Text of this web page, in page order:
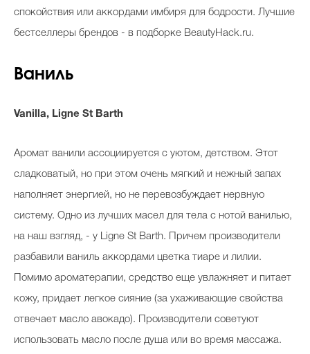
спокойствия или аккордами имбиря для бодрости. Лучшие
бестселлеры брендов - в подборке BeautyHack.ru.
Ваниль
Vanilla, Ligne St Barth
Аромат ванили ассоциируется с уютом, детством. Этот
сладковатый, но при этом очень мягкий и нежный запах
наполняет энергией, но не перевозбуждает нервную
систему. Одно из лучших масел для тела с нотой ванилью,
на наш взгляд, - у Ligne St Barth. Причем производители
разбавили ваниль аккордами цветка тиаре и лилии.
Помимо ароматерапии, средство еще увлажняет и питает
кожу, придает легкое сияние (за ухаживающие свойства
отвечает масло авокадо). Производители советуют
использовать масло после душа или во время массажа.